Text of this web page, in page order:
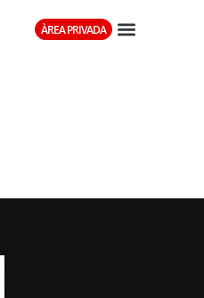
ÀREA PRIVADA